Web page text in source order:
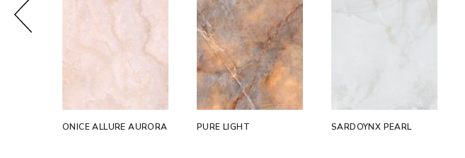
ONICE ALLURE AURORA PURE LIGHT SARDOYNX PEARL